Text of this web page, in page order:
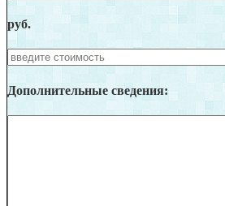
руб.
Дополнительные сведения: